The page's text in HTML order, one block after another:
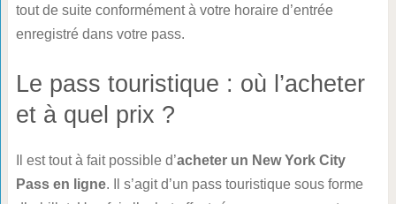
tout de suite conformément à votre horaire d’entrée
enregistré dans votre pass.
Le pass touristique : où l’acheter
et à quel prix ?
Il est tout à fait possible d’acheter un New York City
Pass en ligne. Il s’agit d’un pass touristique sous forme